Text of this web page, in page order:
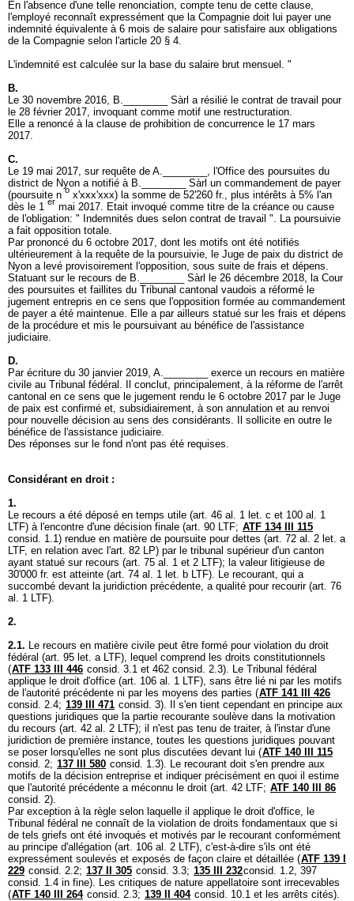
En l'absence d'une telle renonciation, compte tenu de cette clause,
l'employé reconnaît expressément que la Compagnie doit lui payer une
indemnité équivalente à 6 mois de salaire pour satisfaire aux obligations
de la Compagnie selon l'article 20 § 4.
L'indemnité est calculée sur la base du salaire brut mensuel. "
B.
Le 30 novembre 2016, B.________ Sàrl a résilié le contrat de travail pour
le 28 février 2017, invoquant comme motif une restructuration.
Elle a renoncé à la clause de prohibition de concurrence le 17 mars
2017.
C.
Le 19 mai 2017, sur requête de A.________, l'Office des poursuites du
district de Nyon a notifié à B.________ Sàrl un commandement de payer
(poursuite n o x'xxx'xxx) la somme de 52'260 fr., plus intérêts à 5% l'an
dès le 1 er mai 2017. Etait invoqué comme titre de la créance ou cause
de l'obligation: " Indemnités dues selon contrat de travail ". La poursuivie
a fait opposition totale.
Par prononcé du 6 octobre 2017, dont les motifs ont été notifiés
ultérieurement à la requête de la poursuivie, le Juge de paix du district de
Nyon a levé provisoirement l'opposition, sous suite de frais et dépens.
Statuant sur le recours de B.________ Sàrl le 26 décembre 2018, la Cour
des poursuites et faillites du Tribunal cantonal vaudois a réformé le
jugement entrepris en ce sens que l'opposition formée au commandement
de payer a été maintenue. Elle a par ailleurs statué sur les frais et dépens
de la procédure et mis le poursuivant au bénéfice de l'assistance
judiciaire.
D.
Par écriture du 30 janvier 2019, A.________ exerce un recours en matière
civile au Tribunal fédéral. Il conclut, principalement, à la réforme de l'arrêt
cantonal en ce sens que le jugement rendu le 6 octobre 2017 par le Juge
de paix est confirmé et, subsidiairement, à son annulation et au renvoi
pour nouvelle décision au sens des considérants. Il sollicite en outre le
bénéfice de l'assistance judiciaire.
Des réponses sur le fond n'ont pas été requises.
Considérant en droit :
1.
Le recours a été déposé en temps utile (art. 46 al. 1 let. c et 100 al. 1
LTF) à l'encontre d'une décision finale (art. 90 LTF; ATF 134 III 115
consid. 1.1) rendue en matière de poursuite pour dettes (art. 72 al. 2 let. a
LTF, en relation avec l'art. 82 LP) par le tribunal supérieur d'un canton
ayant statué sur recours (art. 75 al. 1 et 2 LTF); la valeur litigieuse de
30'000 fr. est atteinte (art. 74 al. 1 let. b LTF). Le recourant, qui a
succombé devant la juridiction précédente, a qualité pour recourir (art. 76
al. 1 LTF).
2.
2.1. Le recours en matière civile peut être formé pour violation du droit
fédéral (art. 95 let. a LTF), lequel comprend les droits constitutionnels
(ATF 133 III 446 consid. 3.1 et 462 consid. 2.3). Le Tribunal fédéral
applique le droit d'office (art. 106 al. 1 LTF), sans être lié ni par les motifs
de l'autorité précédente ni par les moyens des parties (ATF 141 III 426
consid. 2.4; 139 III 471 consid. 3). Il s'en tient cependant en principe aux
questions juridiques que la partie recourante soulève dans la motivation
du recours (art. 42 al. 2 LTF); il n'est pas tenu de traiter, à l'instar d'une
juridiction de première instance, toutes les questions juridiques pouvant
se poser lorsqu'elles ne sont plus discutées devant lui (ATF 140 III 115
consid. 2; 137 III 580 consid. 1.3). Le recourant doit s'en prendre aux
motifs de la décision entreprise et indiquer précisément en quoi il estime
que l'autorité précédente a méconnu le droit (art. 42 LTF; ATF 140 III 86
consid. 2).
Par exception à la règle selon laquelle il applique le droit d'office, le
Tribunal fédéral ne connaît de la violation de droits fondamentaux que si
de tels griefs ont été invoqués et motivés par le recourant conformément
au principe d'allégation (art. 106 al. 2 LTF), c'est-à-dire s'ils ont été
expressément soulevés et exposés de façon claire et détaillée (ATF 139 I
229 consid. 2.2; 137 II 305 consid. 3.3; 135 III 232consid. 1.2, 397
consid. 1.4 in fine). Les critiques de nature appellatoire sont irrecevables
(ATF 140 III 264 consid. 2.3; 139 II 404 consid. 10.1 et les arrêts cités).